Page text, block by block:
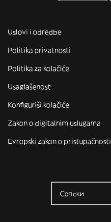
Uslovi i odredbe
Politika privatnosti
Politika za kolačiće
Usaglašenost
Konfiguriši kolačiće
Zakon o digitalnim uslugama
Evropski zakon o pristupačnosti